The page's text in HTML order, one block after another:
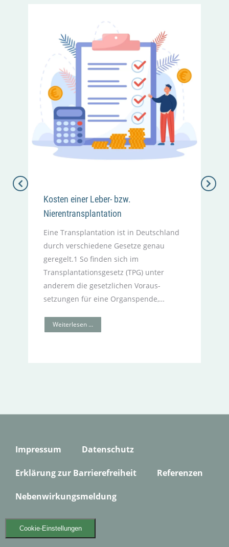
Kosten einer Leber- bzw.
Nierentransplantation
Eine Transplantation ist in Deutschland
durch verschiedene Gesetze genau
geregelt.1 So finden sich im
Transplantations­gesetz (TPG) unter
anderem die gesetzlichen Voraus­
setzungen für eine Organ­spende,…
Weiterlesen …
Impressum Datenschutz
Erklärung zur Barrierefreiheit Referenzen
Nebenwirkungsmeldung
Cookie-Einstellungen